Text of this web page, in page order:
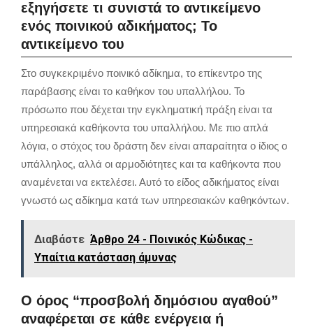
εξηγήσετε τι συνιστά το αντικείμενο
ενός ποινικού αδικήματος; Το
αντικείμενο του
Στο συγκεκριμένο ποινικό αδίκημα, το επίκεντρο της
παράβασης είναι το καθήκον του υπαλλήλου. Το
πρόσωπο που δέχεται την εγκληματική πράξη είναι τα
υπηρεσιακά καθήκοντα του υπαλλήλου. Με πιο απλά
λόγια, ο στόχος του δράστη δεν είναι απαραίτητα ο ίδιος ο
υπάλληλος, αλλά οι αρμοδιότητες και τα καθήκοντα που
αναμένεται να εκτελέσει. Αυτό το είδος αδικήματος είναι
γνωστό ως αδίκημα κατά των υπηρεσιακών καθηκόντων.
Διαβάστε Άρθρο 24 - Ποινικός Κώδικας -
Υπαίτια κατάσταση άμυνας
Ο όρος “προσβολή δημόσιου αγαθού”
αναφέρεται σε κάθε ενέργεια ή